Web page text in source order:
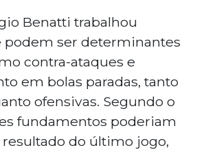
Benatti trabalhou
podem ser determinantes
contra-ataques e
em bolas paradas, tanto
ofensivas. Segundo o
fundamentos poderiam
do último jogo,